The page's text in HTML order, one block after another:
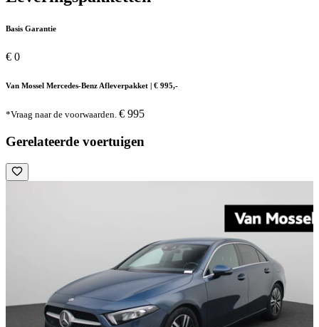
Basis Garantie
€ 0
Van Mossel Mercedes-Benz Afleverpakket | € 995,-
*Vraag naar de voorwaarden. € 995
Gerelateerde voertuigen